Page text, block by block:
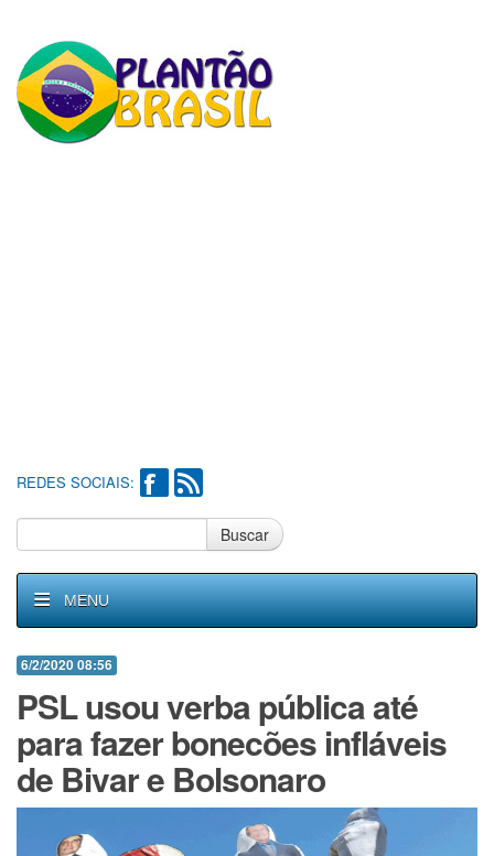
REDES SOCIAIS:
Buscar
MENU
6/2/2020 08:56
PSL usou verba pública até
para fazer bonecões infláveis
de Bivar e Bolsonaro